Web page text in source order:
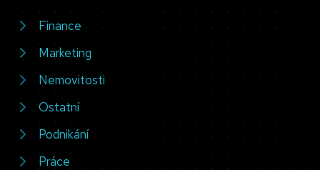
Finance
Marketing
Nemovitosti
Ostatní
Podnikání
Práce